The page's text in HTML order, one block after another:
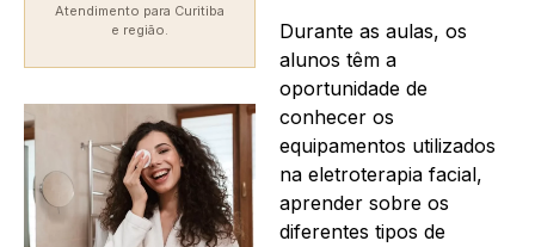
Atendimento para Curitiba
e região.
Durante as aulas, os
alunos têm a
oportunidade de
conhecer os
equipamentos utilizados
na eletroterapia facial,
aprender sobre os
diferentes tipos de